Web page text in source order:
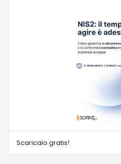
Scaricalo gratis!